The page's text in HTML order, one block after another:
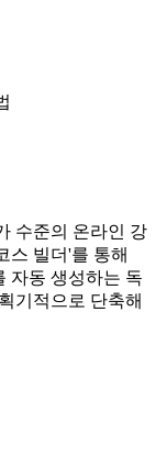
수준의 온라인 강
스 빌더'를 통해
자동 생성하는 독
기적으로 단축해